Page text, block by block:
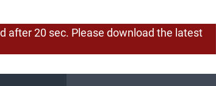
after 20 sec. Please download the latest